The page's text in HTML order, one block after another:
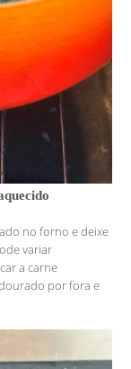
no forno e deixe
variar
a carne
por fora e